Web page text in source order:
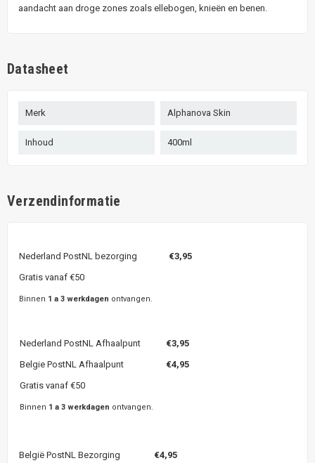
aandacht aan droge zones zoals ellebogen, knieën en benen.
Datasheet
Merk Alphanova Skin
Inhoud 400ml
Verzendinformatie
Nederland PostNL bezorging €3,95
Gratis vanaf €50
Binnen 1 a 3 werkdagen ontvangen.
Nederland PostNL Afhaalpunt €3,95
Belgie PostNL Afhaalpunt
€4,95
Gratis vanaf €50
Binnen 1 a 3 werkdagen ontvangen.
België PostNL Bezorging €4,95